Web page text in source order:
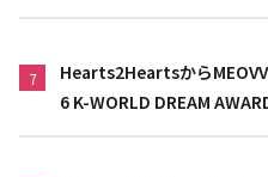
7
Hearts2Heartsから
6 K-WORLD DREAM